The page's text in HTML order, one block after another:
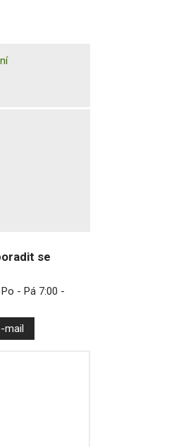
se
- Pá 7:00 -
mail